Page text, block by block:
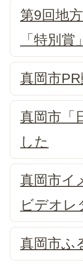
第9回地
「特別賞
真岡市
真岡市「
した
真岡市イ
ビデオレ
真岡市ふ